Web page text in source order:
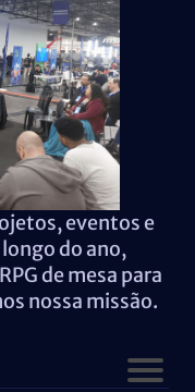
eventos e
do ano,
de mesa para
nossa missão.